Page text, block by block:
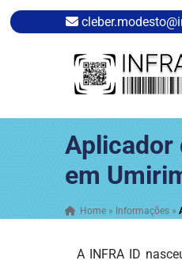
Aplicador
em
Home » Informações »
A INFRA ID